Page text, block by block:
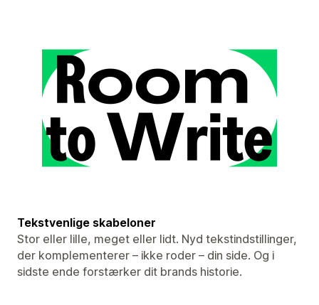
Tekstvenlige skabeloner
Stor eller lille, meget eller lidt. Nyd tekstindstillinger,
der komplementerer – ikke roder – din side. Og i
sidste ende forstærker dit brands historie.